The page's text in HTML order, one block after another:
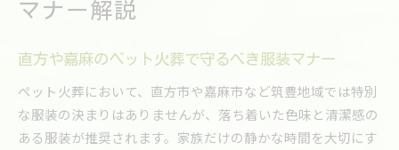
マナー解説
直方や嘉麻のペット火葬で守るべき服装マナー
ペット火葬において、直方市や嘉麻市など筑豊地域では特別
な服装の決まりはありませんが、落ち着いた色味と清潔感の
ある服装が推奨されます。家族だけの静かな時間を大切にす